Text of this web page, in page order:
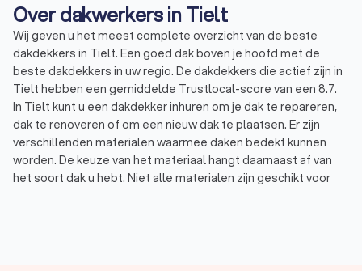
Over dakwerkers in Tielt
Wij geven u het meest complete overzicht van de beste
dakdekkers in Tielt. Een goed dak boven je hoofd met de
beste dakdekkers in uw regio. De dakdekkers die actief zijn in
Tielt hebben een gemiddelde Trustlocal-score van een 8.7.
In Tielt kunt u een dakdekker inhuren om je dak te repareren,
dak te renoveren of om een nieuw dak te plaatsen. Er zijn
verschillenden materialen waarmee daken bedekt kunnen
worden. De keuze van het materiaal hangt daarnaast af van
het soort dak u hebt. Niet alle materialen zijn geschikt voor